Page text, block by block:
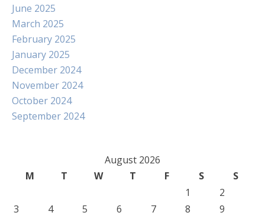
June 2025
March 2025
February 2025
January 2025
December 2024
November 2024
October 2024
September 2024
August 2026
M
T W T F S
S
1
2
3
4 5 6 7 8
9